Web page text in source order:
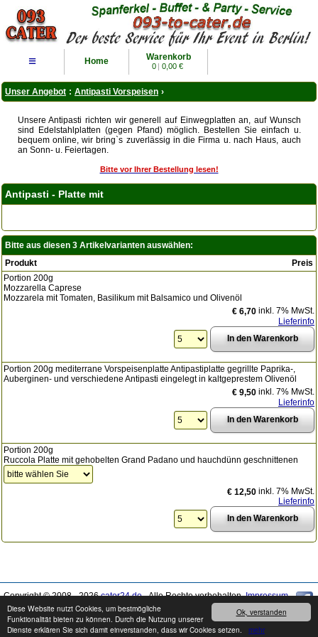
Ok, verstanden
Diese Website nutzt Cookies, um bestmögliche
Funktionalität bieten zu können. Durch die Nutzung unserer
Dienste erklären Sie sich damit einverstanden, dass wir Cookies setzen. mehr
≡ Home Warenkorb
0 | 0,00 €
Unser Angebot : Antipasti Vorspeisen ›
Unsere Antipasti richten wir generell auf Einwegplatten an, auf Wunsch
sind Edelstahlplatten (gegen Pfand) möglich. Bestellen Sie einfach u.
bequem online, wir bring`s zuverlässig in die Firma u. nach Haus, auch
an Sonn- u. Feiertagen.
Bitte vor Ihrer Bestellung lesen!
Antipasti - Platte mit
Bitte aus diesen 3 Artikelvarianten auswählen:
Produkt
Preis
Portion 200g
Mozzarella Caprese
Mozzarela mit Tomaten, Basilikum mit Balsamico und Olivenöl
€ 6,70 inkl. 7% MwSt.
Lieferinfo
Portion 200g mediterrane Vorspeisenplatte Antipastiplatte gegrillte Paprika-,
Auberginen- und verschiedene Antipasti eingelegt in kaltgeprestem Olivenöl
€ 9,50 inkl. 7% MwSt.
Lieferinfo
Portion 200g
Ruccola Platte mit gehobelten Grand Padano und hauchdünn geschnittenen
€ 12,50 inkl. 7% MwSt.
Lieferinfo
Copyright © 2008 - 2026cater24.de- Alle Rechte vorbehalten.Impressum
Produkte können von den Abbildungen abweichen. Druckfehler / Irrtümer sowie